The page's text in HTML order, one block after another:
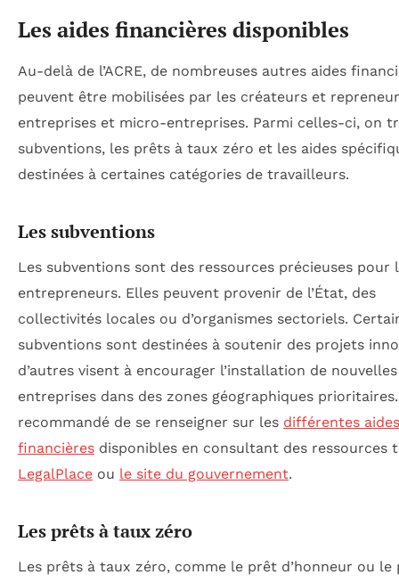
Les aides financières disponibles
Au-delà de l’ACRE, de nombreuses autres aides
peuvent être mobilisées par les créateurs et
entreprises et micro-entreprises. Parmi celles-ci, on
subventions, les prêts à taux zéro et les aides
destinées à certaines catégories de travailleurs.
Les subventions
Les subventions sont des ressources précieuses pour
entrepreneurs. Elles peuvent provenir de l’État, des
collectivités locales ou d’organismes sectoriels.
subventions sont destinées à soutenir des projets
d’autres visent à encourager l’installation de nouvelles
entreprises dans des zones géographiques
recommandé de se renseigner sur les différentes aides
financières disponibles en consultant des ressources
LegalPlace ou le site du gouvernement.
Les prêts à taux zéro
Les prêts à taux zéro, comme le prêt d’honneur ou le